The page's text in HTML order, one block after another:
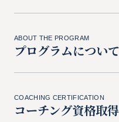
ABOUT THE PROGRAM
プログラムについて
COACHING CERTIFICATION
コーチング資格取得